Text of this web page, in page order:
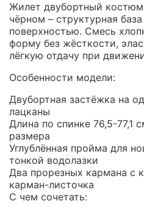
Жилет двубортный
чёрном – структурная
поверхностью. Смесь
форму без жёсткости,
лёгкую отдачу при
Особенности модели:
Двубортная застёжка на
лацканы
Длина по спинке 76,5-77,1
размера
Углублённая пройма для
тонкой водолазки
Два прорезных кармана с
карман-листочка
С чем сочетать: